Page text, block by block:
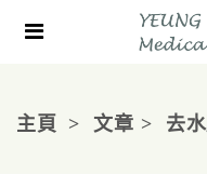
主頁 文章 去